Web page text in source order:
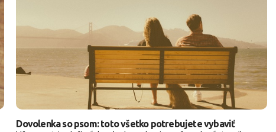
Dovolenka so psom: toto všetko potrebujete vybaviť